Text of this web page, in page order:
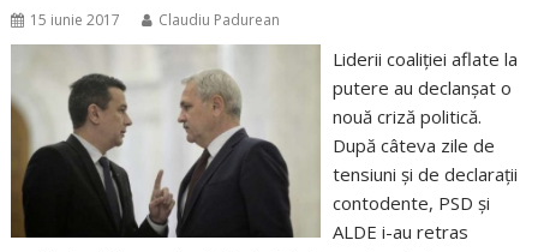
15 iunie 2017 Claudiu Padurean
Liderii coaliţiei aflate la
putere au declanşat o
nouă criză politică.
După câteva zile de
tensiuni şi de declaraţii
contodente, PSD şi
ALDE i-au retras